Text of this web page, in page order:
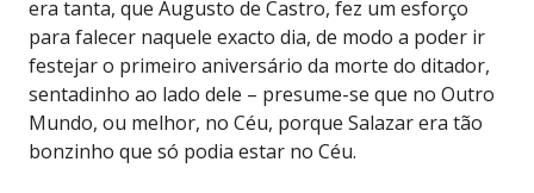
era tanta, que Augusto de Castro, fez um esforço
para falecer naquele exacto dia, de modo a poder ir
festejar o primeiro aniversário da morte do ditador,
sentadinho ao lado dele – presume-se que no Outro
Mundo, ou melhor, no Céu, porque Salazar era tão
bonzinho que só podia estar no Céu.